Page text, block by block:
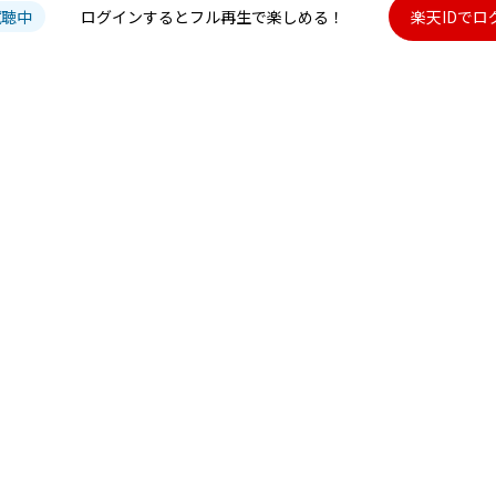
中 ログインするとフル再生で楽しめる！ 楽天IDでロ